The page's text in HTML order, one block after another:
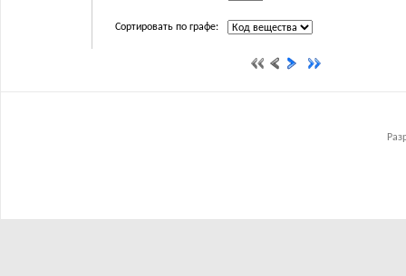
Сортировать по графе: